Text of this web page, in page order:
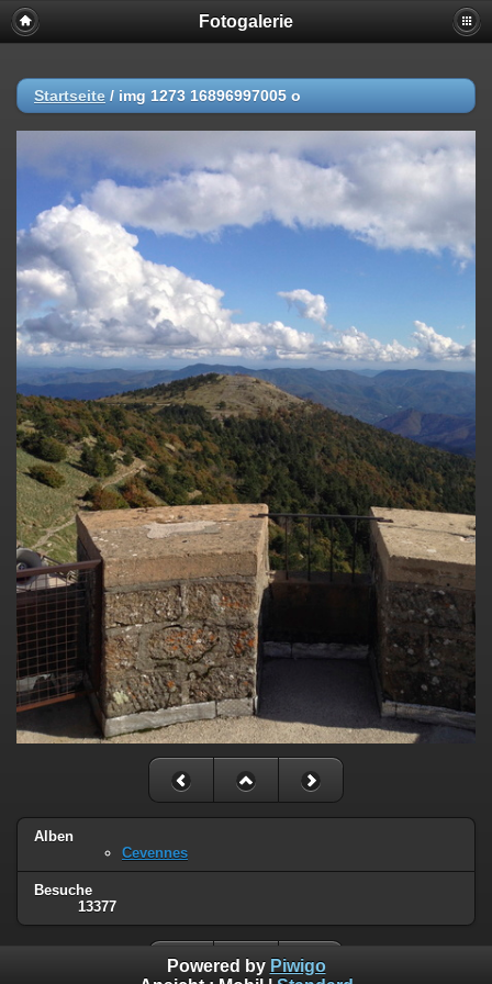
Fotogalerie
Startseite / img 1273 16896997005 o
Alben
Cevennes
Besuche
13377
Powered by Piwigo